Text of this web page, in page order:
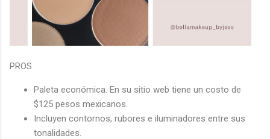
PROS
Paleta económica. En su sitio web tiene un costo de
$125 pesos mexicanos.
Incluyen contornos, rubores e iluminadores entre sus
tonalidades.